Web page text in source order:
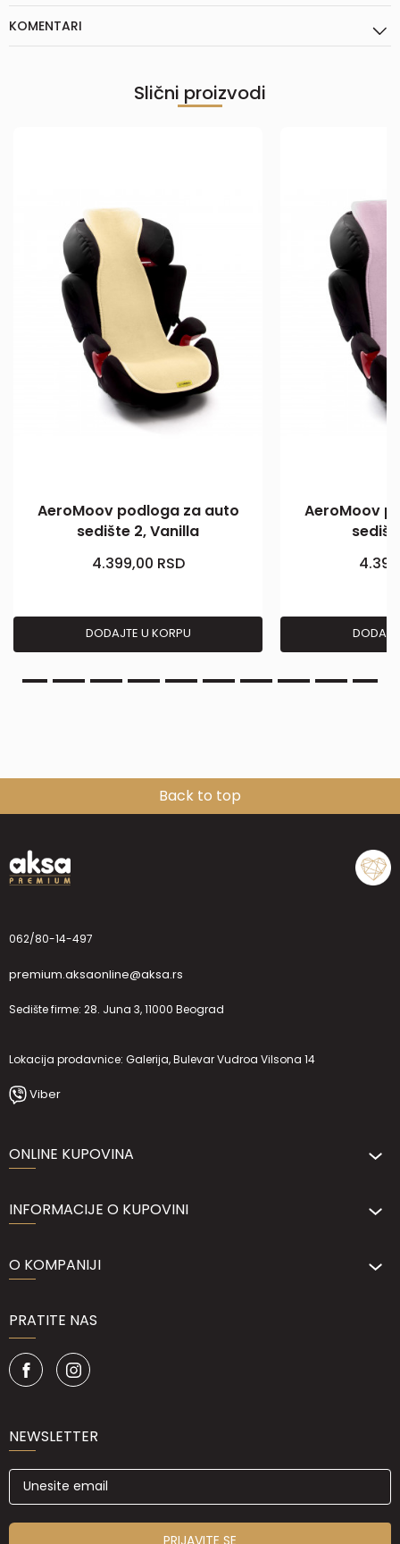
KOMENTARI
Slični proizvodi
AeroMoov podloga za auto
sedište 2, Vanilla
4.399,00 RSD
DODAJTE U KORPU
AeroMoov
Back to top
062/80-14-497
premium.aksaonline@aksa.rs
Sedište firme: 28. Juna 3, 11000 Beograd
Lokacija prodavnice: Galerija, Bulevar Vudroa Vilsona 14
Viber
ONLINE KUPOVINA
INFORMACIJE O KUPOVINI
O KOMPANIJI
PRATITE NAS
NEWSLETTER